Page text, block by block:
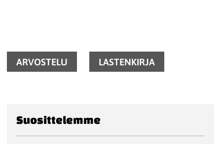
ARVOSTELU LASTENKIRJA
Suosittelemme